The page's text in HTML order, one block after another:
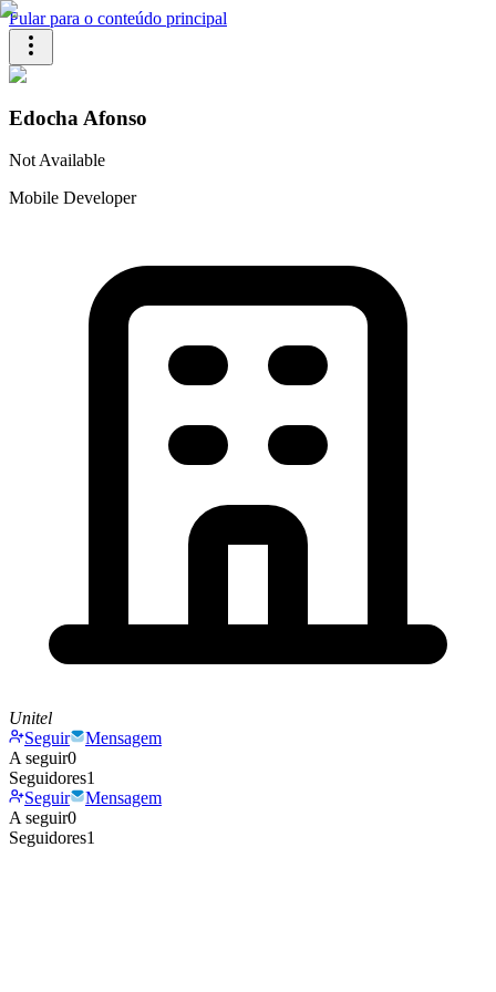
Pular para o conteúdo principal
Edocha Afonso
Not Available
Mobile Developer
Unitel
Seguir
Mensagem
A seguir0
Seguidores1
Seguir
Mensagem
A seguir0
Seguidores1